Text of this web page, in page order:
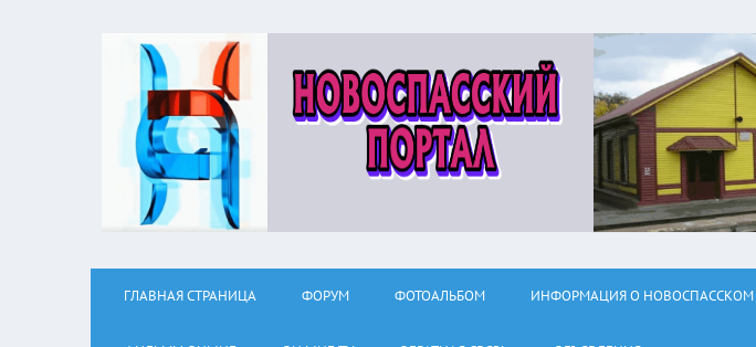
ГЛАВНАЯ СТРАНИЦА ФОРУМ ФОТОАЛЬБОМ ИНФОРМАЦИЯ О НОВОСПАССКОМ